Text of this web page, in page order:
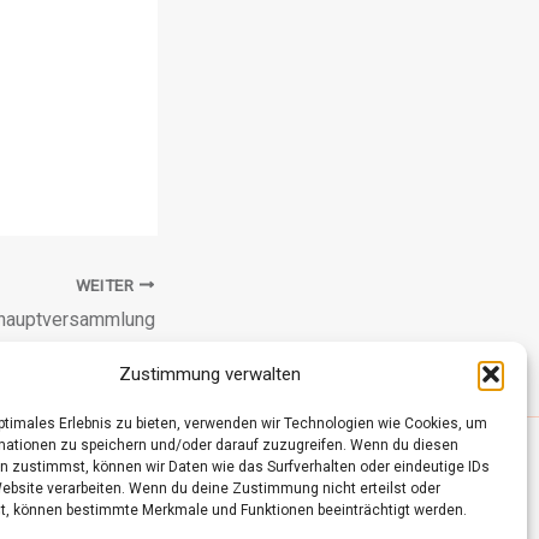
Zustimmung verwalten
Erlebnis zu bieten, verwenden wir Technologien wie Cookies, um
zu speichern und/oder darauf zuzugreifen. Wenn du diesen
zustimmst, können wir Daten wie das Surfverhalten oder eindeutige IDs
verarbeiten. Wenn du deine Zustimmung nicht erteilst oder
können bestimmte Merkmale und Funktionen beeinträchtigt werden.
WEITER